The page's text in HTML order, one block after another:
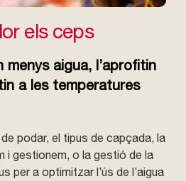
els ceps
menys aigua, l’aprofitin
a les temperatures
podar, el tipus de capçada, la
i gestionem, o la gestió de la
per a optimitzar l’ús de l’aigua